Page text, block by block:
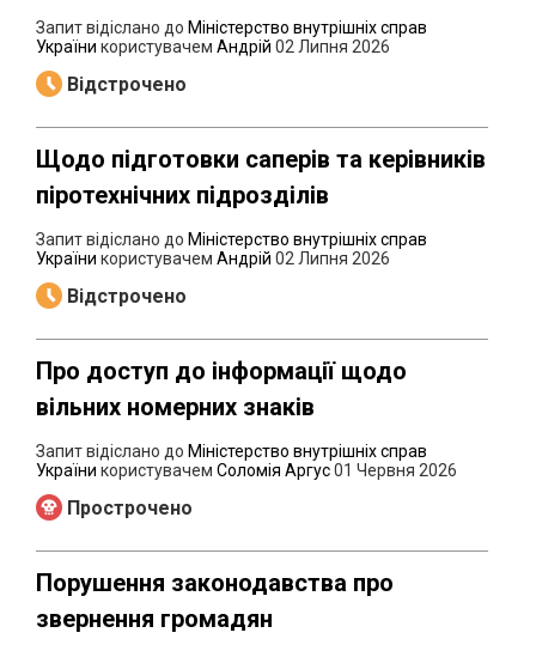
Запит відіслано до Міністерство внутрішніх справ
України користувачем Андрій 02 Липня 2026
Відстрочено
Щодо підготовки саперів та керівників
піротехнічних підрозділів
Запит відіслано до Міністерство внутрішніх справ
України користувачем Андрій 02 Липня 2026
Відстрочено
Про доступ до інформації щодо
вільних номерних знаків
Запит відіслано до Міністерство внутрішніх справ
України користувачем Соломія Аргус01 Червня 2026
Прострочено
Порушення законодавства про
звернення громадян